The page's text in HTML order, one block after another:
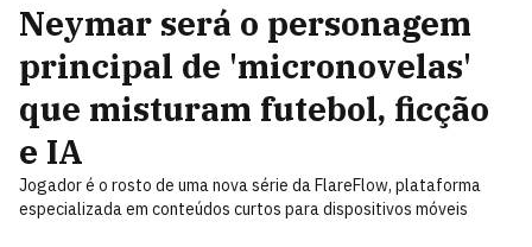
Neymar será o personagem
principal de 'micronovelas'
que misturam futebol, ficção
e IA
Jogador é o rosto de uma nova série da FlareFlow, plataforma
especializada em conteúdos curtos para dispositivos móveis